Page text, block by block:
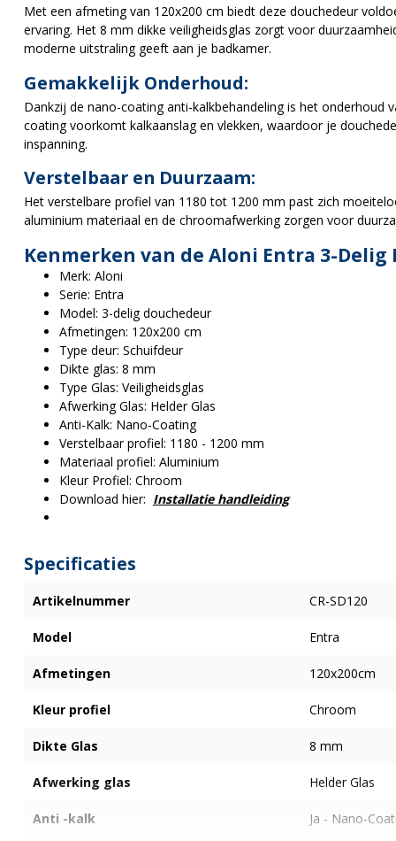
Met een afmeting van 120x200 cm biedt deze douchedeur
ervaring. Het 8 mm dikke veiligheidsglas zorgt voor
moderne uitstraling geeft aan je badkamer.
Gemakkelijk Onderhoud:
Dankzij de nano-coating anti-kalkbehandeling is het onderhoud
coating voorkomt kalkaanslag en vlekken, waardoor je
inspanning.
Verstelbaar en Duurzaam:
Het verstelbare profiel van 1180 tot 1200 mm past zich
aluminium materiaal en de chroomafwerking zorgen voor
Kenmerken van de Aloni Entra 3-Delig
Merk: Aloni
Serie: Entra
Model: 3-delig douchedeur
Afmetingen: 120x200 cm
Type deur: Schuifdeur
Dikte glas: 8 mm
Type Glas: Veiligheidsglas
Afwerking Glas: Helder Glas
Anti-Kalk: Nano-Coating
Verstelbaar profiel: 1180 - 1200 mm
Materiaal profiel: Aluminium
Kleur Profiel: Chroom
Download hier: Installatie handleiding
Specificaties
Artikelnummer CR-SD120
Model Entra
Afmetingen 120x200cm
Kleur profiel Chroom
Dikte Glas 8 mm
Afwerking glas Helder Glas
Anti -kalk Ja - Nano-